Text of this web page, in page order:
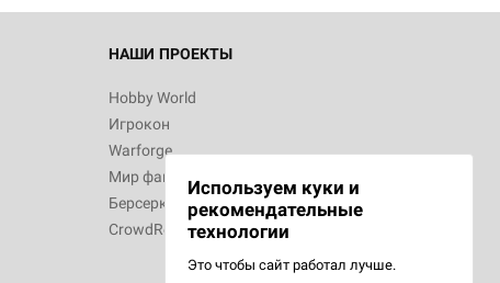
НАШИ ПРОЕКТЫ
Hobby World
Игрокон
Warforge
Мир фантастики
Берсерк
CrowdRepublic
Используем куки и
рекомендательные
технологии
Это чтобы сайт работал лучше.